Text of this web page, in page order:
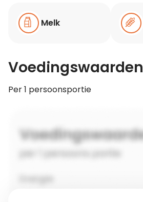
Melk
Voedingswaarden
Per 1 persoonsportie